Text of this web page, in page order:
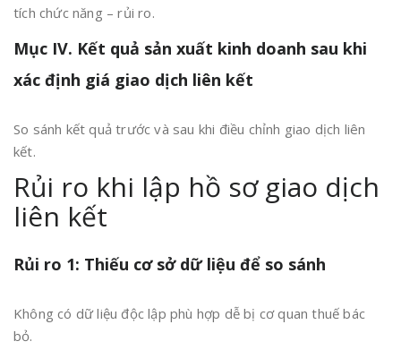
tích chức năng – rủi ro.
Mục IV. Kết quả sản xuất kinh doanh sau khi
xác định giá giao dịch liên kết
So sánh kết quả trước và sau khi điều chỉnh giao dịch liên
kết.
Rủi ro khi lập hồ sơ giao dịch
liên kết
Rủi ro 1: Thiếu cơ sở dữ liệu để so sánh
Không có dữ liệu độc lập phù hợp dễ bị cơ quan thuế bác
bỏ.